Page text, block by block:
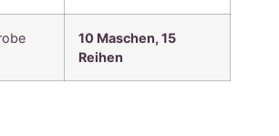
10 Maschen, 15
Reihen